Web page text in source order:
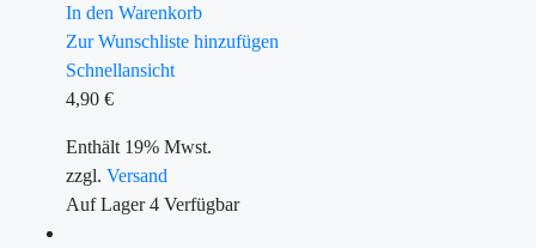
In den Warenkorb
Zur Wunschliste hinzufügen
Schnellansicht
4,90 €
Enthält 19% Mwst.
zzgl. Versand
Auf Lager4 Verfügbar